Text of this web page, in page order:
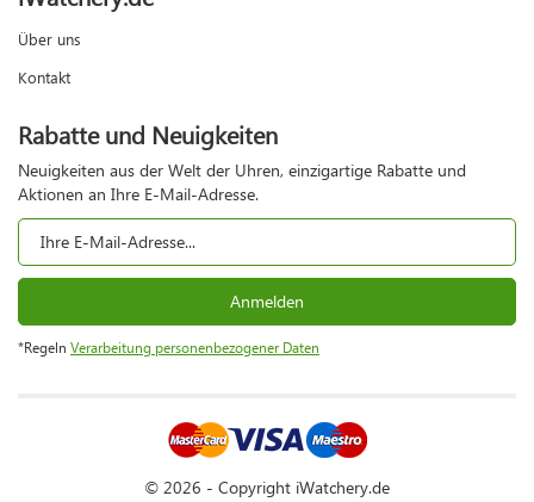
Über uns
Kontakt
Rabatte und Neuigkeiten
Neuigkeiten aus der Welt der Uhren, einzigartige Rabatte und
Aktionen an Ihre E-Mail-Adresse.
Anmelden
*Regeln Verarbeitung personenbezogener Daten
© 2026 - Copyright iWatchery.de